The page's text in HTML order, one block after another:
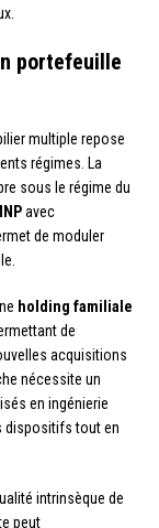
portefeuille
multiple repose
régimes. La
sous le régime du
avec
de moduler
holding familiale
de
acquisitions
nécessite un
en ingénierie
dispositifs tout en
intrinsèque de
peut